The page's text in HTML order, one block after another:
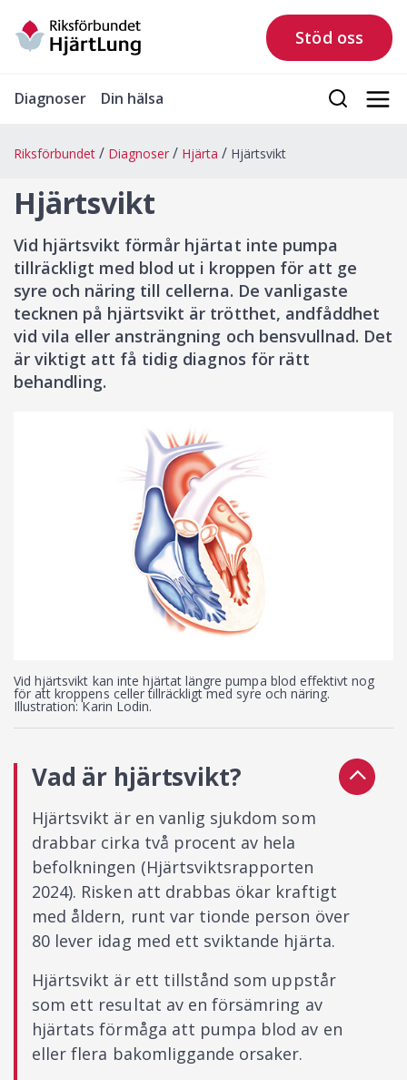
Stöd oss
Diagnoser Din hälsa
Riksförbundet Diagnoser Hjärta Hjärtsvikt
Hjärtsvikt
Vid hjärtsvikt förmår hjärtat inte pumpa
tillräckligt med blod ut i kroppen för att ge
syre och näring till cellerna. De vanligaste
tecknen på hjärtsvikt är trötthet, andfåddhet
vid vila eller ansträngning och bensvullnad. Det
är viktigt att få tidig diagnos för rätt
behandling.
Vid hjärtsvikt kan inte hjärtat längre pumpa blod effektivt nog
för att kroppens celler tillräckligt med syre och näring.
Illustration: Karin Lodin.
Vad är hjärtsvikt?
Hjärtsvikt är en vanlig sjukdom som
drabbar cirka två procent av hela
befolkningen (Hjärtsviktsrapporten
2024). Risken att drabbas ökar kraftigt
med åldern, runt var tionde person över
80 lever idag med ett sviktande hjärta.
Hjärtsvikt är ett tillstånd som uppstår
som ett resultat av en försämring av
hjärtats förmåga att pumpa blod av en
eller flera bakomliggande orsaker.